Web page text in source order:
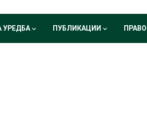
УРЕДБА ПУБЛИКАЦИИ